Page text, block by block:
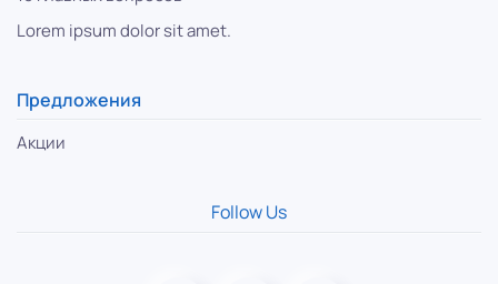
Lorem ipsum dolor sit amet.
Предложения
Акции
Follow Us